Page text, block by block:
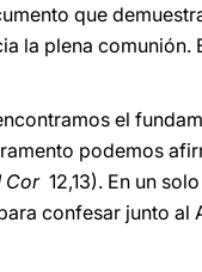
que
la plena comunión.
el
podemos
Cor12,13). En un
confesar junto al